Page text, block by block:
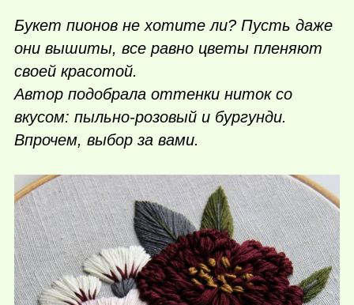
Букет пионов не хотите ли? Пусть даже
они вышиты, все равно цветы пленяют
своей красотой.
Автор подобрала оттенки ниток со
вкусом: пыльно-розовый и бургунди.
Впрочем, выбор за вами.